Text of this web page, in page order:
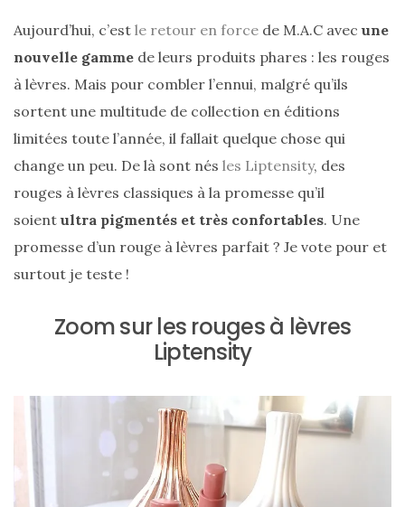
30/05/2026
sacs
l’été
Aujourd’hui, c’est le retour en force de M.A.C avec une
nouvelle gamme de leurs produits phares : les rouges
à lèvres. Mais pour combler l’ennui, malgré qu’ils
sortent une multitude de collection en éditions
limitées toute l’année, il fallait quelque chose qui
change un peu. De là sont nés les Liptensity, des
rouges à lèvres classiques à la promesse qu’il
soient ultra pigmentés et très confortables. Une
promesse d’un rouge à lèvres parfait ? Je vote pour et
surtout je teste !
Zoom sur les rouges à lèvres
Liptensity